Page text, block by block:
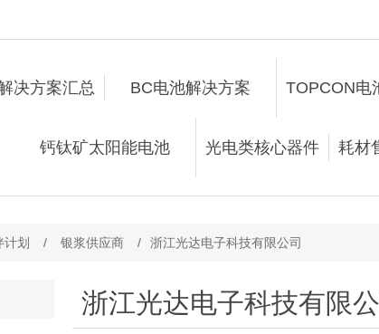
决方案汇总 BC电池解决方案 TOPCON电
钙钛矿太阳能电池 光电类核心器件 耗材
计划 / 银浆供应商 / 浙江光达电子科技有限公司
浙江光达电子科技有限